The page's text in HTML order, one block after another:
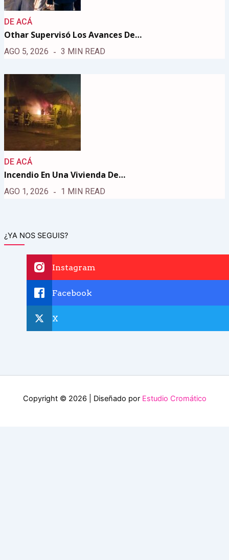
DE ACÁ
Othar Supervisó Los Avances De…
AGO 5, 2026 3 MIN READ
DE ACÁ
Incendio En Una Vivienda De…
AGO 1, 2026 1 MIN READ
¿YA NOS SEGUIS?
Instagram
Facebook
X
Copyright © 2026 | Diseñado por Estudio Cromático